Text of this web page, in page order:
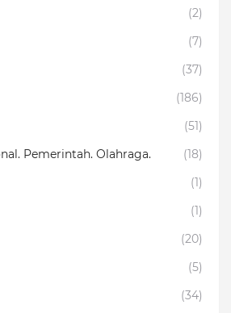
(2)
(7)
(37)
(186)
(51)
Pemerintah. Olahraga.
(18)
(1)
(1)
(20)
(5)
(34)